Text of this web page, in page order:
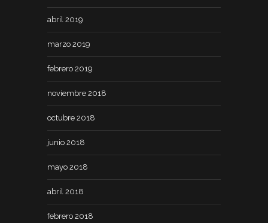
abril 2019
marzo 2019
febrero 2019
noviembre 2018
octubre 2018
junio 2018
mayo 2018
abril 2018
febrero 2018